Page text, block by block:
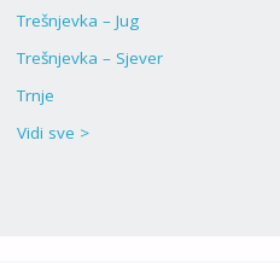
Trešnjevka – Jug
Trešnjevka – Sjever
Trnje
Vidi sve >